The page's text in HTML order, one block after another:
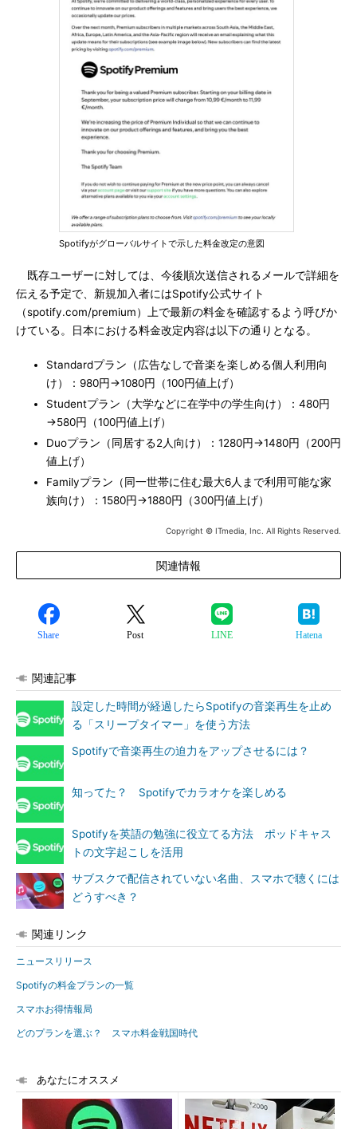
Spotifyがグローバルサイトで示した料金改定の意図
既存ユーザーに対しては、今後順次送信されるメールで詳細を
伝える予定で、新規加入者にはSpotify公式サイト
（spotify.com/premium）上で最新の料金を確認するよう呼びか
けている。日本における料金改定内容は以下の通りとなる。
Standardプラン（広告なしで音楽を楽しめる個人利用向
け）：980円→1080円（100円値上げ）
Studentプラン（大学などに在学中の学生向け）：480円
→580円（100円値上げ）
Duoプラン（同居する2人向け）：1280円→1480円（200円
値上げ）
Familyプラン（同一世帯に住む最大6人まで利用可能な家
族向け）：1580円→1880円（300円値上げ）
Copyright © ITmedia, Inc. All Rights Reserved.
関連情報
Share Post LINE Hatena
関連記事
設定した時間が経過したらSpotifyの音楽再生を止め
る「スリープタイマー」を使う方法
Spotifyで音楽再生の迫力をアップさせるには？
知ってた？ Spotifyでカラオケを楽しめる
Spotifyを英語の勉強に役立てる方法 ポッドキャス
トの文字起こしを活用
サブスクで配信されていない名曲、スマホで聴くには
どうすべき？
関連リンク
ニュースリリース
Spotifyの料金プランの一覧
スマホお得情報局
どのプランを選ぶ？ スマホ料金戦国時代
あなたにオススメ